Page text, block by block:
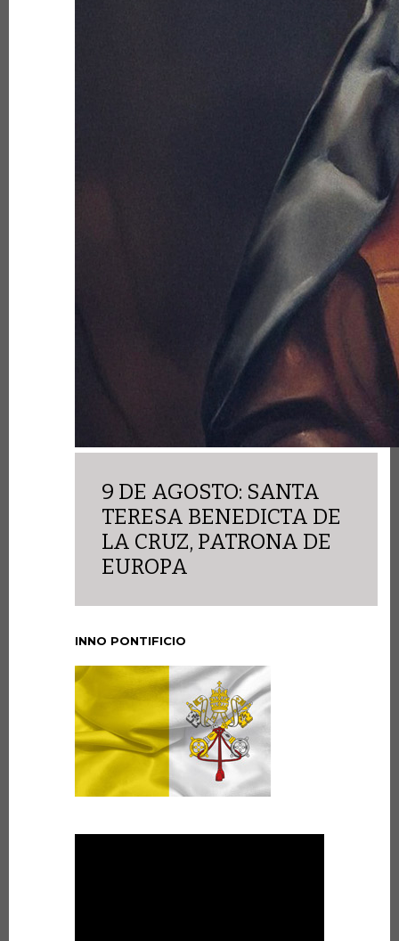
9 DE AGOSTO: SANTA
TERESA BENEDICTA DE
LA CRUZ, PATRONA DE
EUROPA
INNO PONTIFICIO